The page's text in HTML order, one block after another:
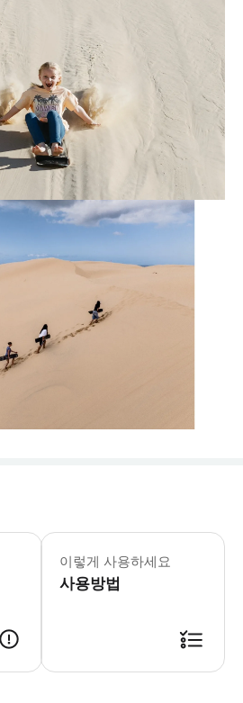
- 준비물: * 소지품을 담을 작은 가방
이렇게 사용하세요
사용방법